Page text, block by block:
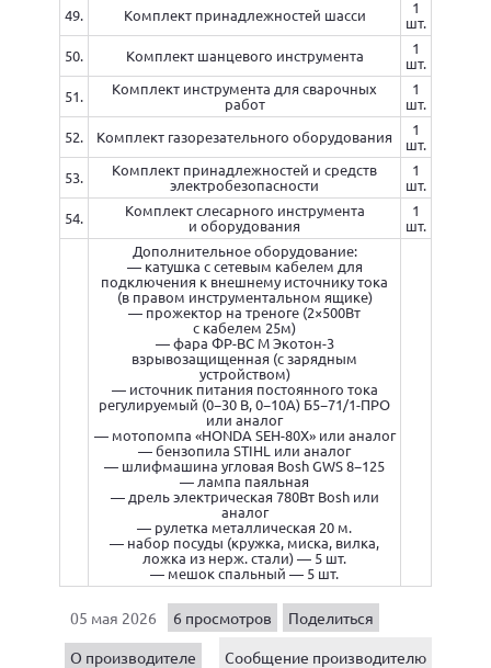
49.
Комплект принадлежностей шасси
1
шт.
50.
Комплект шанцевого инструмента
1
шт.
51.
Комплект инструмента для сварочных
работ
1
шт.
52.
Комплект газорезательного оборудования
1
шт.
53.
Комплект принадлежностей и средств
электробезопасности
1
шт.
54.
Комплект слесарного инструмента
и оборудования
1
шт.
Дополнительное оборудование:
— катушка с сетевым кабелем для
подключения к внешнему источнику тока
(в правом инструментальном ящике)
— прожектор на треноге (2×500Вт
с кабелем 25м)
— фара ФР-ВС М Экотон-3
взрывозащищенная (с зарядным
устройством)
— источник питания постоянного тока
регулируемый (0−30 В, 0−10А) Б5−71/1-ПРО
или аналог
— мотопомпа «HONDA SEH-80X» или аналог
— бензопила STIHL или аналог
— шлифмашина угловая Bosh GWS 8−125
— лампа паяльная
— дрель электрическая 780Вт Bosh или
аналог
— рулетка металлическая 20 м.
— набор посуды (кружка, миска, вилка,
ложка из нерж. стали) — 5 шт.
— мешок спальный — 5 шт.
05 мая 2026 6 просмотров
Поделиться
О производителе
Сообщение производителю